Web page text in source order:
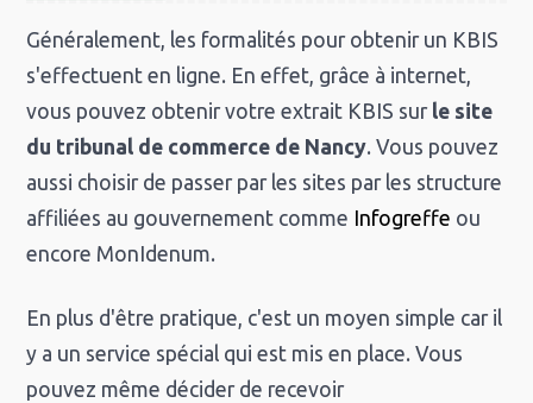
Généralement, les formalités pour obtenir un KBIS
s'effectuent en ligne. En effet, grâce à internet,
vous pouvez obtenir votre extrait KBIS sur le site
du tribunal de commerce de Nancy. Vous pouvez
aussi choisir de passer par les sites par les structure
affiliées au gouvernement comme Infogreffe ou
encore MonIdenum.
En plus d'être pratique, c'est un moyen simple car il
y a un service spécial qui est mis en place. Vous
pouvez même décider de recevoir